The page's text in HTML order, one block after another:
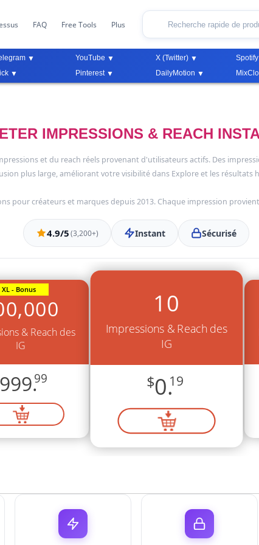
FAQ Free Tools Plus
YouTube X (Twitter) Spotify
Pinterest DailyMotion
IMPRESSIONS & REACH
et du reach réels provenant d'utilisateurs actifs. Des
plus large, améliorant votre visibilité dans Explore et les résultats
pour créateurs et marques depuis 2013. Chaque impression
4.9/5(3,200+) Instant Sécurisé
XL - Bonus
& Reach des
IG
999.99
10
Impressions & Reach des
IG
$0.19